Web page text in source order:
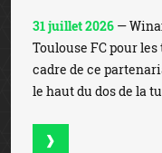
31 juillet 2026 —
Toulouse FC pour
cadre de ce
le haut du dos de la